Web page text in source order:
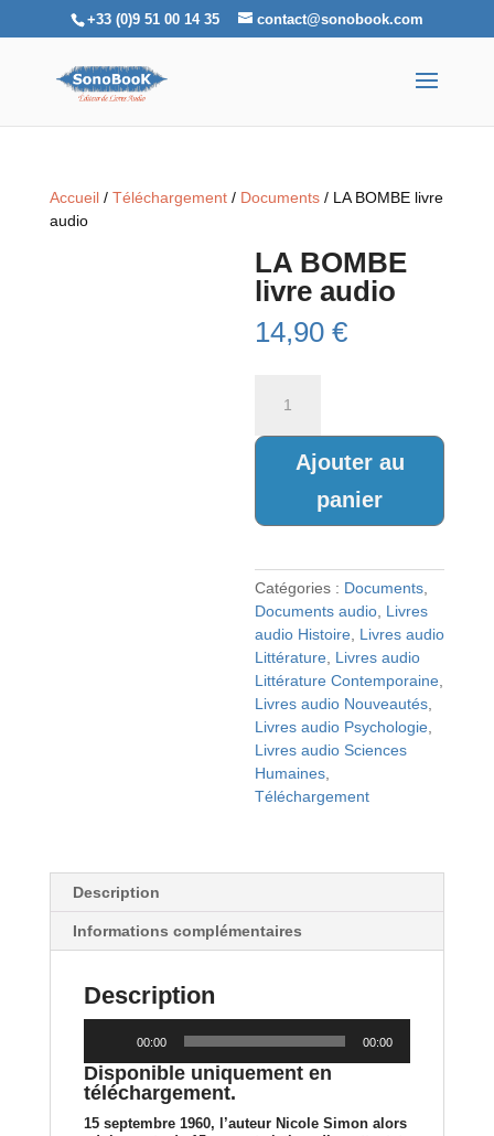
+33 (0)9 51 00 14 35 contact@sonobook.com
Accueil/ Téléchargement/ Documents/ LA BOMBE livre
audio
LA BOMBE
livre audio
14,90€
BOMBEAjouter au
panier
Catégories : Documents
Documents audio Livres
audio Histoire Livres audio
Littérature Livres audio
Littérature Contemporaine
Livres audio Nouveautés
Livres audio Psychologie
Livres audio Sciences
Humaines
Téléchargement
Description
Informations complémentaires
Description
00:00 00:00
Disponible uniquement en
téléchargement.
15 septembre 1960, l’auteur Nicole Simon alors